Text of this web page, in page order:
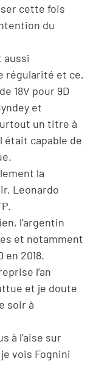
cette fois
du
aussi
régularité et ce,
18V pour 9D
et
un titre à
était capable de
la
Leonardo
l’argentin
et notamment
en 2018.
l’an
et je doute
soir à
à l’aise sur
vois Fognini